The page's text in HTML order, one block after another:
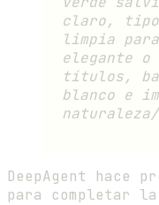
claro,
limpia
elegante
títulos,
blanco e
naturaleza/
DeepAgent hace
para completar